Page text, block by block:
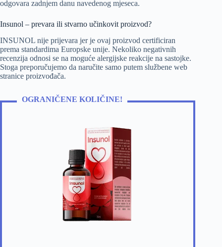
odgovara zadnjem danu navedenog mjeseca.
Insunol – prevara ili stvarno učinkovit proizvod?
INSUNOL nije prijevara jer je ovaj proizvod certificiran
prema standardima Europske unije. Nekoliko negativnih
recenzija odnosi se na moguće alergijske reakcije na sastojke.
Stoga preporučujemo da naručite samo putem službene web
stranice proizvođača.
OGRANIČENE KOLIČINE!